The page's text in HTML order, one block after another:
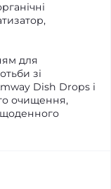
для
зі
Dish Drops і
очищення,
щоденного